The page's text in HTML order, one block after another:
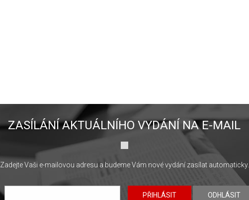
ZASÍLÁNÍ AKTUÁLNÍHO VYDÁNÍ NA E-MAIL
Zadejte Vaši e-mailovou adresu a budeme Vám nové vydání zasílat automaticky.
PŘIHLÁSIT ODHLÁSIT